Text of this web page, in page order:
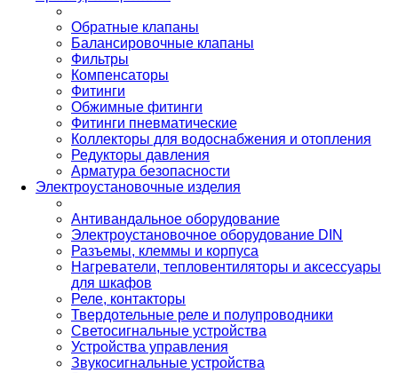
Обратные клапаны
Балансировочные клапаны
Фильтры
Компенсаторы
Фитинги
Обжимные фитинги
Фитинги пневматические
Коллекторы для водоснабжения и отопления
Редукторы давления
Арматура безопасности
Электроустановочные изделия
Антивандальное оборудование
Электроустановочное оборудование DIN
Разъемы, клеммы и корпуса
Нагреватели, тепловентиляторы и аксессуары
для шкафов
Реле, контакторы
Твердотельные реле и полупроводники
Светосигнальные устройства
Устройства управления
Звукосигнальные устройства